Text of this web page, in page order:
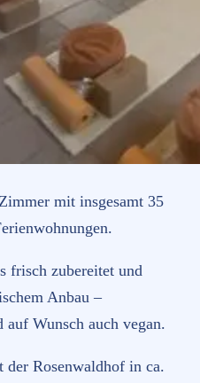
mit insgesamt 35
frisch zubereitet und
Anbau –
Wunsch auch vegan.
Rosenwaldhof in ca.